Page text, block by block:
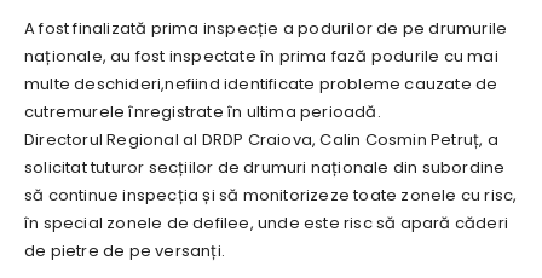
A fost finalizată prima inspecție a podurilor de pe drumurile
naționale, au fost inspectate în prima fază podurile cu mai
multe deschideri,nefiind identificate probleme cauzate de
cutremurele înregistrate în ultima perioadă.
Directorul Regional al DRDP Craiova, Calin Cosmin Petruț, a
solicitat tuturor secțiilor de drumuri naționale din subordine
să continue inspecția și să monitorizeze toate zonele cu risc,
în special zonele de defilee, unde este risc să apară căderi
de pietre de pe versanți.